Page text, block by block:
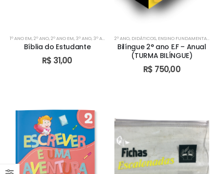
1º ANO EM,2º ANO,2º ANO EM,3º ANO,3º ANO EM ,4º ANO,5º ANO,6º ANO,7º ANO,8º ANO,9º
Bíblia do Estudante
R$ 31,00
2º ANO, DIDÁTICOS, ENSINO FUNDAMENTAL I
Bilíngue 2° ano E.F – Anual
(TURMA BILÍNGUE)
R$ 750,00